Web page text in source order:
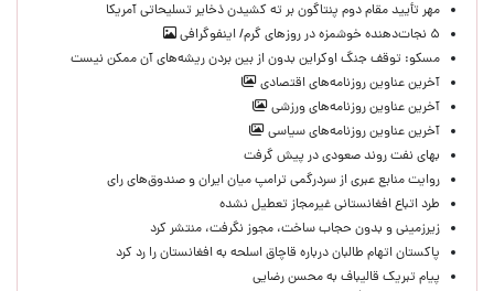
مهر تأیید مقام دوم پنتاگون بر ته کشیدن ذخایر تسلیحاتی آمریکا
۵ نجات‌دهنده خوشمزه در روزهای گرم/ اینفوگرافی
مسکو: توقف جنگ اوکراین بدون از بین بردن ریشه‌های آن ممکن نیست
آخرین عناوین روزنامه‌های اقتصادی
آخرین عناوین روزنامه‌های ورزشی
آخرین عناوین روزنامه‌های سیاسی
بهای نفت روند صعودی در پیش گرفت
روایت منابع عبری از سردرگمی ترامپ میان ایران و صندوق‌های رای
طرد اتباع افغانستانی غیرمجاز تعطیل نشده
زیرزمینی و بدون حجاب ساخت، مجوز نگرفت، منتشر کرد
پاکستان اتهام طالبان درباره قاچاق اسلحه به افغانستان را رد کرد
پیام تبریک قالیباف به محسن رضایی